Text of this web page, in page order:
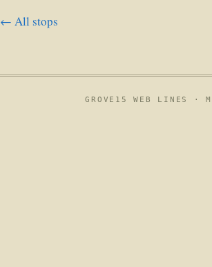
← All stops
GROVE15 WEB LINES ·